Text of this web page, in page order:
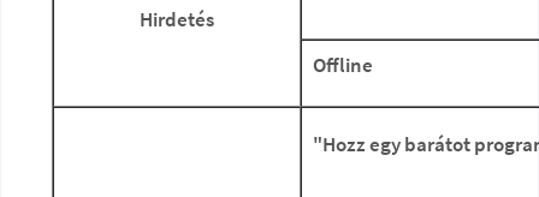
Hirdetés
Offline
"Hozz egy barátot